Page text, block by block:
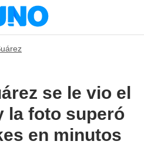
se le vio el
la foto superó
en minutos